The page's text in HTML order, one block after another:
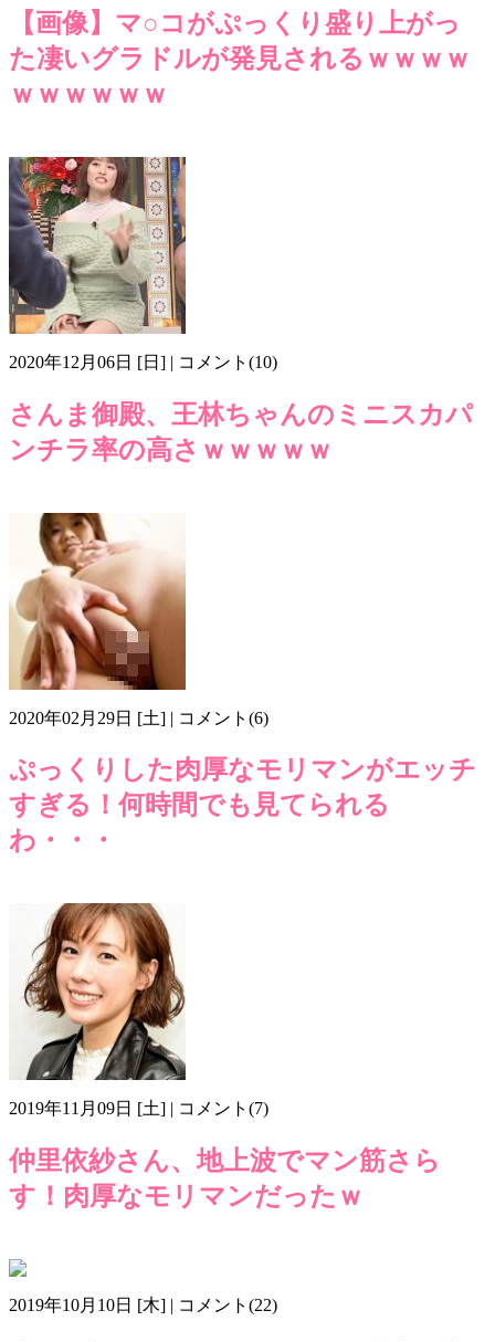
【画像】マ○コがぷっくり盛り上がっ
た凄いグラドルが発見されるｗｗｗｗ
ｗｗｗｗｗｗ
2020年12月06日 [日] | コメント(10)
さんま御殿、王林ちゃんのミニスカパ
ンチラ率の高さｗｗｗｗｗ
2020年02月29日 [土] | コメント(6)
ぷっくりした肉厚なモリマンがエッチ
すぎる！何時間でも見てられる
わ・・・
2019年11月09日 [土] | コメント(7)
仲里依紗さん、地上波でマン筋さら
す！肉厚なモリマンだったｗ
2019年10月10日 [木] | コメント(22)